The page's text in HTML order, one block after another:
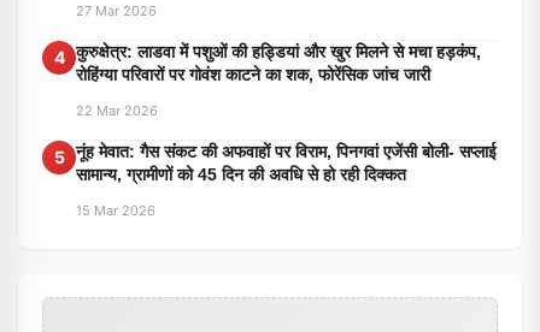
27 Mar 2026
4 कुरुक्षेत्र: लाडवा में पशुओं की हड्डियां और खुर मिलने से मचा हड़कंप,
रोहिंग्या परिवारों पर गोवंश काटने का शक, फोरेंसिक जांच जारी
22 Mar 2026
5 नूंह मेवात: गैस संकट की अफवाहों पर विराम, पिनगवां एजेंसी बोली- सप्लाई
सामान्य, ग्रामीणों को 45 दिन की अवधि से हो रही दिक्कत
15 Mar 2026